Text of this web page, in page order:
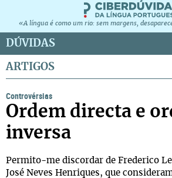
«A língua é como um rio: sem margens,
DÚVIDAS
ARTIGOS
Controvérsias
Ordem directa e
inversa
Permito-me discordar de Frederico
José Neves Henriques, que